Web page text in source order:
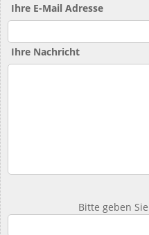
Ihre E-Mail Adresse
Ihre Nachricht
Bitte geben